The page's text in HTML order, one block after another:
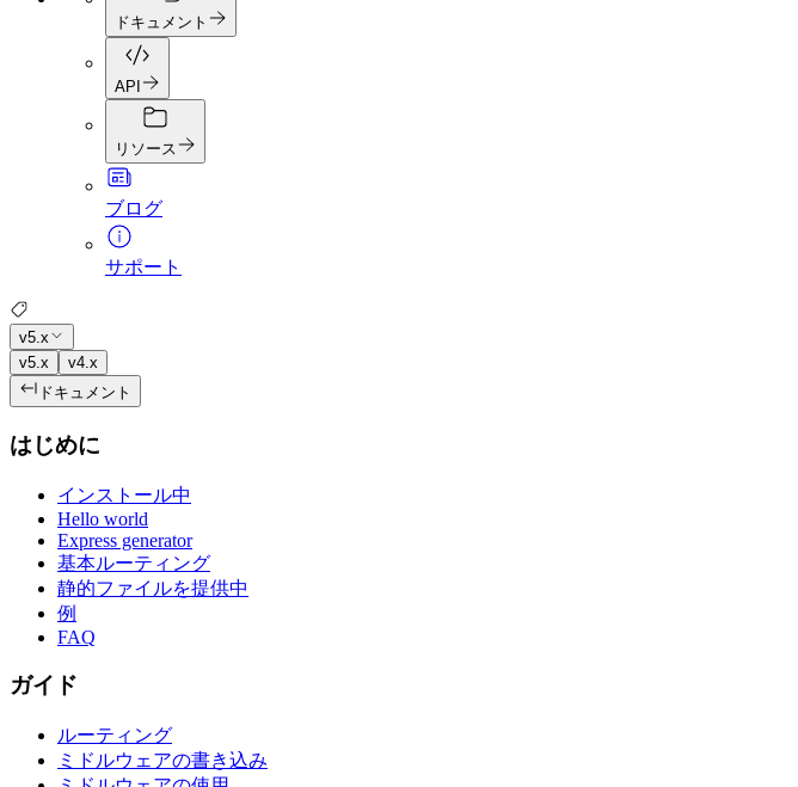
ドキュメント
API
リソース
ブログ
サポート
v5.x
v5.x
v4.x
ドキュメント
はじめに
インストール中
Hello world
Express generator
基本ルーティング
静的ファイルを提供中
例
FAQ
ガイド
ルーティング
ミドルウェアの書き込み